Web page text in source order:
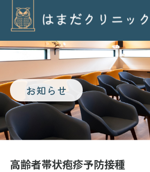
お知らせ
高齢者帯状疱疹予防接種